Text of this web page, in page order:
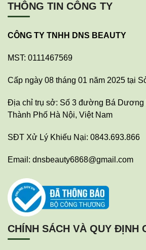
THÔNG TIN CÔNG TY
CÔNG TY TNHH DNS BEAUTY
MST: 0111467569
Cấp ngày 08 tháng 01 năm 2025 tại
Địa chỉ trụ sở: Số 3 đường Bá Dương
Thành Phố Hà Nội, Việt Nam
SĐT Xử Lý Khiếu Nại: 0843.693.866
Email: dnsbeauty6868@gmail.com
CHÍNH SÁCH VÀ QUY ĐỊNH